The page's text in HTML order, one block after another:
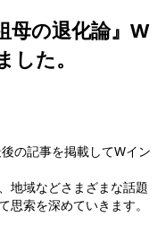
母の退化論』W
た。
の記事を掲載してWイン
地域などさまざまな話題
索を深めていきます。